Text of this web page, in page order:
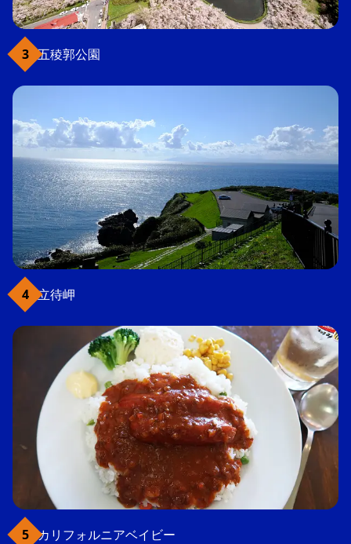
五稜郭公園
立待岬
カリフォルニアベイビー